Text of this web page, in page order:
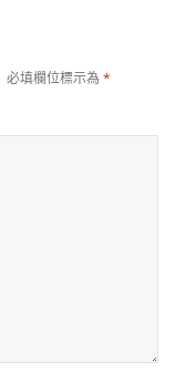
必填欄位標示為*